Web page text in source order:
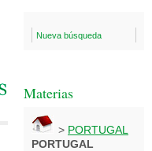
Nueva búsqueda
Materias
> PORTUGAL
PORTUGAL